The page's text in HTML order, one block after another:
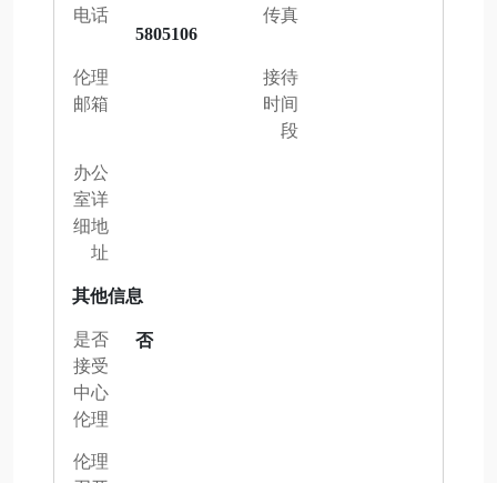
电话
5805106
传真
伦理
邮箱
接待
时间
段
办公
室详
细地
址
其他信息
是否
接受
中心
伦理
否
伦理